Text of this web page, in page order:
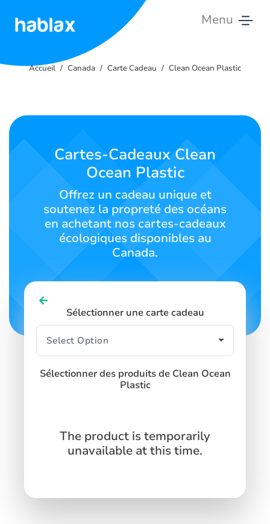
Menu
Tarifs
Contactez-
nous
SIGN UP
Accueil Canada Carte Cadeau Clean Ocean Plastic
Cartes-Cadeaux Clean
Ocean Plastic
Offrez un cadeau unique et
soutenez la propreté des océans
en achetant nos cartes-cadeaux
écologiques disponibles au
Canada.
Sélectionner une carte cadeau
Sélectionner des produits de Clean Ocean
Plastic
The product is temporarily
unavailable at this time.